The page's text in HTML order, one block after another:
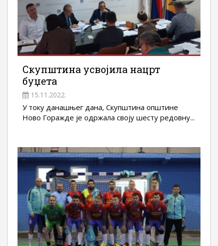
Скупштина усвојила нацрт
буџета
15.11.2022.
У току данашњег дана, Скупштина општине
Ново Горажде је одржала своју шесту редовну...